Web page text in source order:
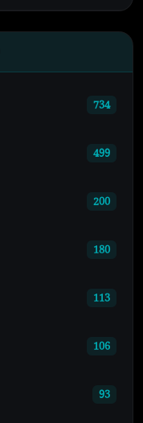
734
499
200
180
113
106
93